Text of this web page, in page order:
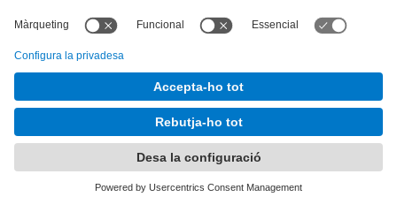
Desenvolupat amb